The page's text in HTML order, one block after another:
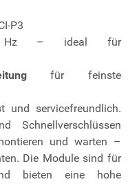
P3
– ideal für
für feinste
und servicefreundlich.
Schnellverschlüssen
und warten –
Die Module sind für
bieten eine hohe